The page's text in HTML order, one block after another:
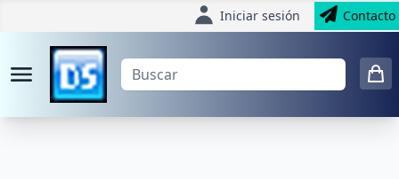
Iniciar sesión Contacto